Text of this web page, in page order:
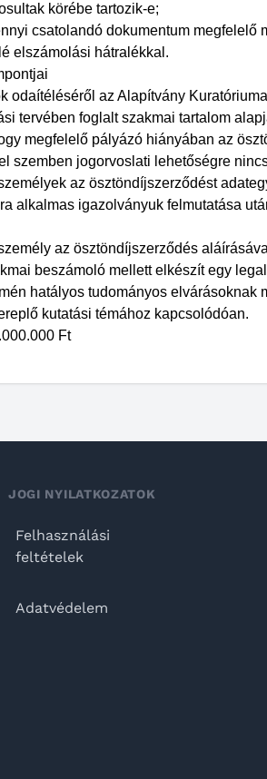
körébe tartozik-e;
csatolandó dokumentum megfelelő
elszámolási hátralékkal.
odaítéléséről az Alapítvány
tervében foglalt szakmai tartalom
megfelelő pályázó hiányában az
szemben jogorvoslati lehetőségre
az ösztöndíjszerződést
alkalmas igazolványuk felmutatása
az ösztöndíjszerződés
beszámoló mellett elkészít egy
hatályos tudományos elvárásoknak
kutatási témához kapcsolódóan.
Ft
JOGI NYILATKOZATOK
Felhasználási
feltételek
Adatvédelem